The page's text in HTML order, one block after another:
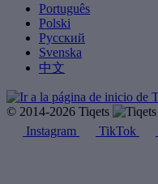
Português
Polski
Русский
Svenska
中文
© 2014-2026 Tiqets
Instagram
TikTok